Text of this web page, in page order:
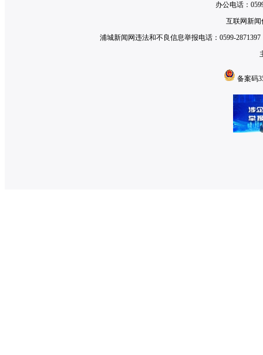
办公电话：
互联网新闻
浦城新闻网违法和不良信息举报电话：0599-
备案码